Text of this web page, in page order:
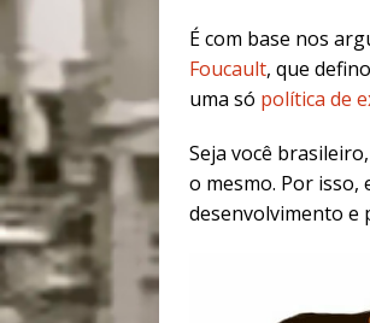
É com base nos
Foucault, que
uma só política de
Seja você
o mesmo. Por
desenvolvimento e